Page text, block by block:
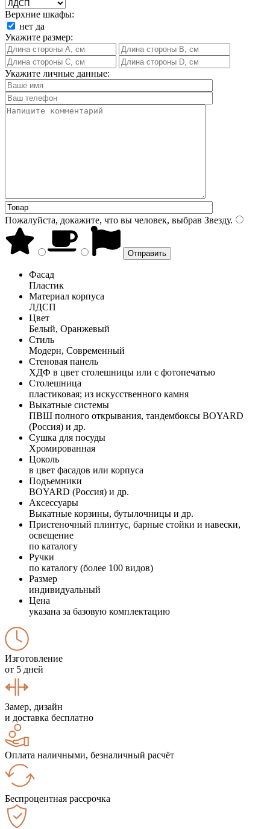
Верхние шкафы:
нет да
Укажите размер:
Укажите личные данные:
Пожалуйста, докажите, что вы человек, выбрав Звезду.
Фасад
Пластик
Материал корпуса
ЛДСП
Цвет
Белый, Оранжевый
Стиль
Модерн, Современный
Стеновая панель
ХДФ в цвет столешницы или с фотопечатью
Столешница
пластиковая; из искусственного камня
Выкатные системы
ПВШ полного открывания, тандембоксы BOYARD
(Россия) и др.
Сушка для посуды
Хромированная
Цоколь
в цвет фасадов или корпуса
Подъемники
BOYARD (Россия) и др.
Аксессуары
Выкатные корзины, бутылочницы и др.
Пристеночный плинтус, барные стойки и навески,
освещение
по каталогу
Ручки
по каталогу (более 100 видов)
Размер
индивидуальный
Цена
указана за базовую комплектацию
Изготовление
от 5 дней
Замер, дизайн
и доставка бесплатно
Оплата наличными, безналичный расчёт
Беспроцентная рассрочка